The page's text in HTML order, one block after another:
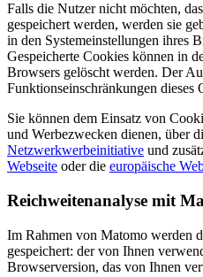
Falls die Nutzer nicht möchten,
gespeichert werden, werden sie
in den Systemeinstellungen ihres
Gespeicherte Cookies können in
Browsers gelöscht werden. Der
Funktionseinschränkungen dieses
Sie können dem Einsatz von
und Werbezwecken dienen, über
Netzwerkwerbeinitiative und
Webseite oder die europäische
Reichweitenanalyse mit
Im Rahmen von Matomo werden
gespeichert: der von Ihnen
Browserversion, das von Ihnen